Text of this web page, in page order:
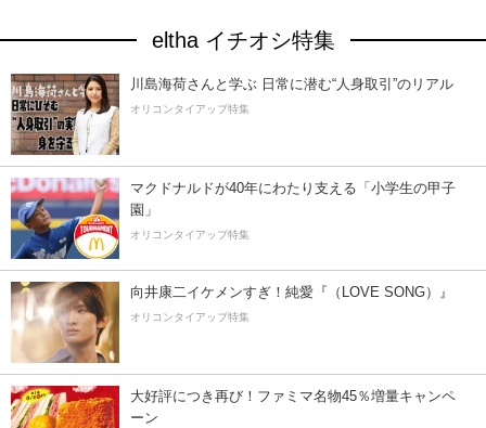
eltha イチオシ特集
川島海荷さんと学ぶ 日常に潜む“人身取引”のリアル
オリコンタイアップ特集
マクドナルドが40年にわたり支える「小学生の甲子
園」
オリコンタイアップ特集
向井康二イケメンすぎ！純愛『（LOVE SONG）』
オリコンタイアップ特集
大好評につき再び！ファミマ名物45％増量キャンペ
ーン